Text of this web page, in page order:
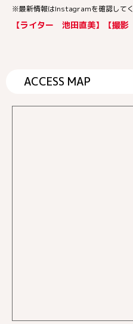
※最新情報はInstagramを確認してく
【ライター 池田直美】【撮影
ACCESS MAP